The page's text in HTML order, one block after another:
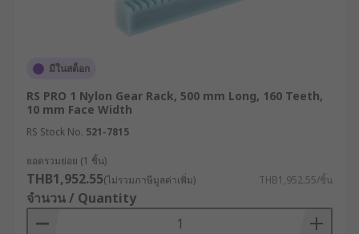
มีในสต็อก
RS PRO 1 Nylon Gear Rack, 500 mm Long, 160 Teeth,
10 mm Face Width
RS Stock No. 521-7815
ยอดรวมย่อย (1 ชิ้น)
THB1,952.55(ไม่รวมภาษีมูลค่าเพิ่ม) THB1,952.55/ชิ้น
จำนวน / Quantity